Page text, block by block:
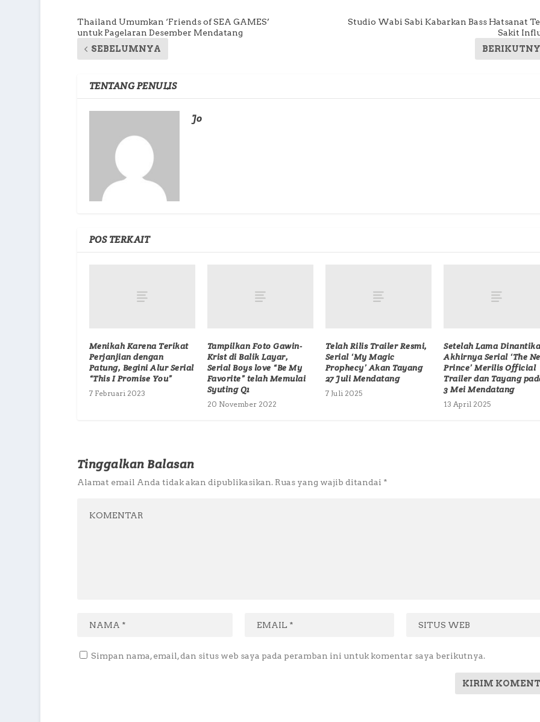
Thailand Umumkan ‘Friends of SEA GAMES’
untuk Pagelaran Desember Mendatang
SEBELUMNYA
Studio Wabi Sabi Kabarkan Bass Hatsanat
Sakit
TENTANG PENULIS
Jo
POS TERKAIT
Menikah Karena Terikat
Perjanjian dengan
Patung, Begini Alur Serial
“This I Promise You”
7 Februari 2023
Tampilkan Foto Gawin-
Krist di Balik Layar,
Serial Boys love “Be My
Favorite” telah Memulai
Syuting Q1
20 November 2022
Telah Rilis Trailer Resmi,
Serial ‘My Magic
Prophecy’ Akan Tayang
27 Juli Mendatang
7 Juli 2025
Setelah Lama
Akhirnya Serial ‘The
Prince’ Merilis Official
Trailer dan Tayang
3 Mei Mendatang
13 April 2025
Tinggalkan Balasan
Alamat email Anda tidak akan dipublikasikan. Ruas yang wajib ditandai *
Simpan nama, email, dan situs web saya pada peramban ini untuk komentar saya berikutnya.